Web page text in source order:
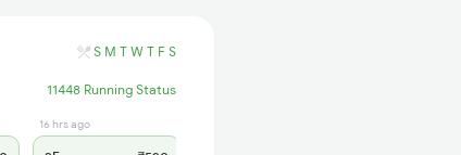
S M T W T F S
11448 Running Status
16 hrs ago